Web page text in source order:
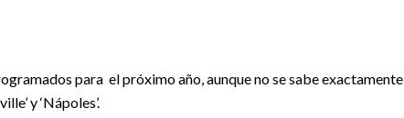
para el próximo año, aunque no se sabe exactamente
y ‘Nápoles’.